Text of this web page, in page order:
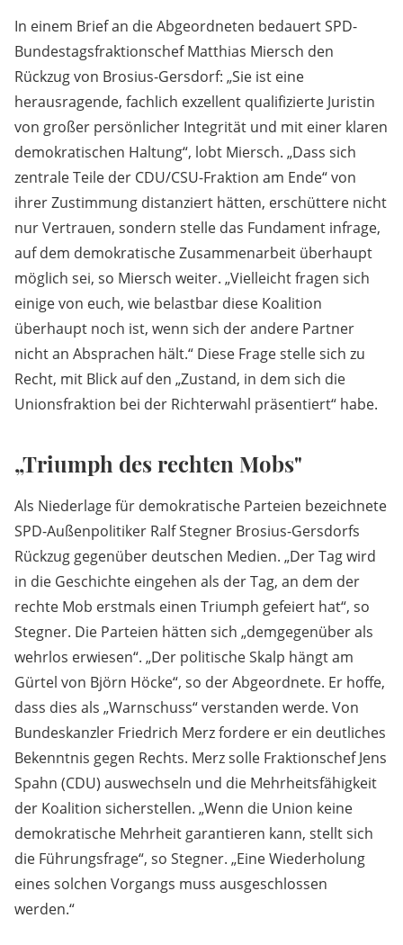
In einem Brief an die Abgeordneten bedauert SPD-
Bundestagsfraktionschef Matthias Miersch den
Rückzug von Brosius-Gersdorf: „Sie ist eine
herausragende, fachlich exzellent qualifizierte Juristin
von großer persönlicher Integrität und mit einer klaren
demokratischen Haltung“, lobt Miersch. „Dass sich
zentrale Teile der CDU/CSU-Fraktion am Ende“ von
ihrer Zustimmung distanziert hätten, erschüttere nicht
nur Vertrauen, sondern stelle das Fundament infrage,
auf dem demokratische Zusammenarbeit überhaupt
möglich sei, so Miersch weiter. „Vielleicht fragen sich
einige von euch, wie belastbar diese Koalition
überhaupt noch ist, wenn sich der andere Partner
nicht an Absprachen hält.“ Diese Frage stelle sich zu
Recht, mit Blick auf den „Zustand, in dem sich die
Unionsfraktion bei der Richterwahl präsentiert“ habe.
„Triumph des rechten Mobs"
Als Niederlage für demokratische Parteien bezeichnete
SPD-Außenpolitiker Ralf Stegner Brosius-Gersdorfs
Rückzug gegenüber deutschen Medien. „Der Tag wird
in die Geschichte eingehen als der Tag, an dem der
rechte Mob erstmals einen Triumph gefeiert hat“, so
Stegner. Die Parteien hätten sich „demgegenüber als
wehrlos erwiesen“. „Der politische Skalp hängt am
Gürtel von Björn Höcke“, so der Abgeordnete. Er hoffe,
dass dies als „Warnschuss“ verstanden werde. Von
Bundeskanzler Friedrich Merz fordere er ein deutliches
Bekenntnis gegen Rechts. Merz solle Fraktionschef Jens
Spahn (CDU) auswechseln und die Mehrheitsfähigkeit
der Koalition sicherstellen. „Wenn die Union keine
demokratische Mehrheit garantieren kann, stellt sich
die Führungsfrage“, so Stegner. „Eine Wiederholung
eines solchen Vorgangs muss ausgeschlossen
werden.“